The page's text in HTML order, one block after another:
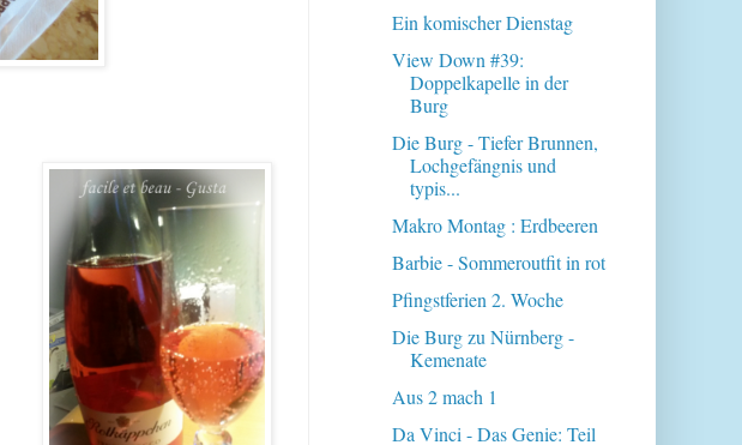
Ein komischer Dienstag
View Down #39:
Doppelkapelle in der
Burg
Die Burg - Tiefer Brunnen,
Lochgefängnis und
typis...
Makro Montag : Erdbeeren
Barbie - Sommeroutfit in rot
Pfingstferien 2. Woche
Die Burg zu Nürnberg -
Kemenate
Aus 2 mach 1
Da Vinci - Das Genie: Teil